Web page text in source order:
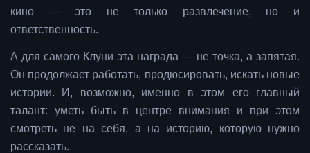
кино — это не только развлечение, но и
ответственность.
А для самого Клуни эта награда — не точка, а запятая.
Он продолжает работать, продюсировать, искать новые
истории. И, возможно, именно в этом его главный
талант: уметь быть в центре внимания и при этом
смотреть не на себя, а на историю, которую нужно
рассказать.